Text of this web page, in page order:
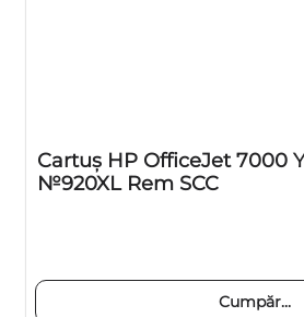
Cartuş HP OfficeJet 7000
№920XL Rem SCC
Cumpăr...